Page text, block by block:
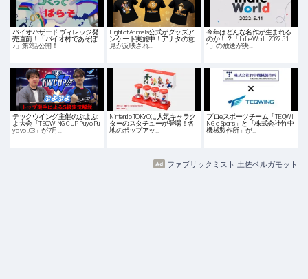
バイオハザード ヴィレッジ発
売直前！「バイオ村であそぼ
♪」第2話公開！
Fight of Animals公式がグッズア
ンケート実施中！アナタの意
見が反映され…
今年はどんな名作が生まれる
のか！？「Indie World 2022.5.1
1」の放送が決…
テックウイング主催のぷよぷ
よ大会「TEQWING CUP Puyo Pu
yo vol.03」が7月…
Nintendo TOKYOに人気キャラク
ターのスタチューが登場！各
地のポップアッ…
プロeスポーツチーム「TEQWI
NG e-Sports」と「株式会社竹中
機械製作所」が…
ファブリックミスト 土佐ベルガモット